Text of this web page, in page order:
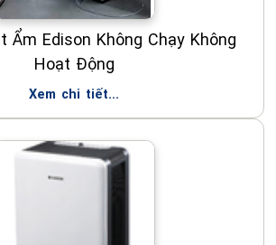
Ẩm Edison Không Chạy Không
Hoạt Động
Xem chi tiết...